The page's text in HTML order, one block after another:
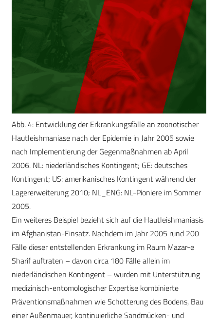
Abb. 4: Entwicklung der Erkrankungsfälle an zoonotischer
Hautleishmaniase nach der Epidemie in Jahr 2005 sowie
nach Implementierung der Gegenmaßnahmen ab April
2006. NL: niederländisches Kontingent; GE: deutsches
Kontingent; US: amerikanisches Kontingent während der
Lagererweiterung 2010; NL_ENG: NL-Pioniere im Sommer
2005.
Ein weiteres Beispiel bezieht sich auf die Hautleishmaniasis
im Afghanistan-Einsatz. Nachdem im Jahr 2005 rund 200
Fälle dieser entstellenden Erkrankung im Raum Mazar-e
Sharif auftraten – davon circa 180 Fälle allein im
niederländischen Kontingent – wurden mit Unterstützung
medizinisch-entomologischer Expertise kombinierte
Präventionsmaßnahmen wie Schotterung des Bodens, Bau
einer Außenmauer, kontinuierliche Sandmücken- und